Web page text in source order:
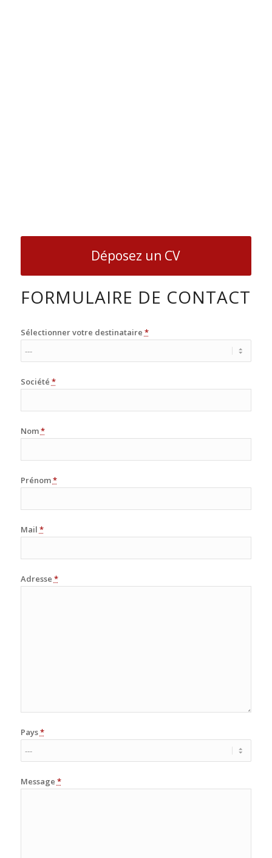
Déposez un CV
FORMULAIRE DE CONTACT
Sélectionner votre destinataire *
Société *
Nom*
Prénom*
Mail *
Adresse *
Pays*
Message *